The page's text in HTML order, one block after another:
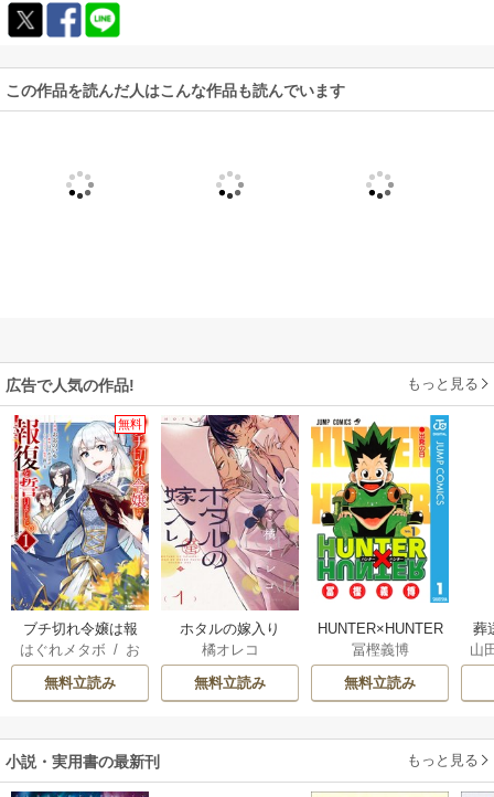
この作品を読んだ人はこんな作品も読んでいます
広告で人気の作品! もっと見る
無料
ブチ切れ令嬢は報
復を誓いました。
はぐれメタボ / お
おのいも /
無料立読み
ホタルの嫁入り
橘オレコ
無料立読み
HUNTER×HUNTER
モノクロ版
冨樫義博
無料立読み
葬
山
小説・実用書の最新刊 もっと見る